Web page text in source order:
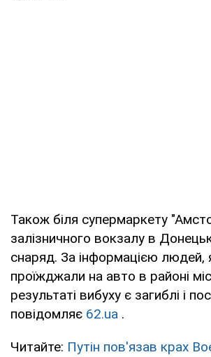
Також біля супермаркету
залізничного вокзалу в
снаряд. За інформацією людей,
проїжджали на авто в районі
результаті вибуху є загиблі і
повідомляє 62.ua .
Читайте: Путін пов'язав крах